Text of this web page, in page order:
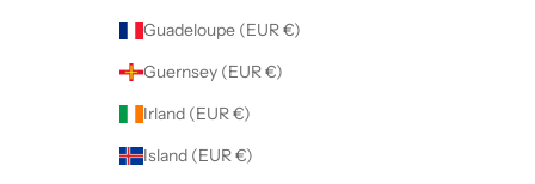
Guadeloupe (EUR €)
Guernsey (EUR €)
Irland (EUR €)
Island (EUR €)